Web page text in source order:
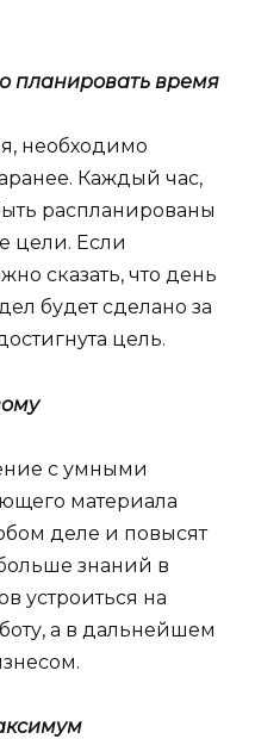
планировать время
необходимо
Каждый час,
распланированы
цели. Если
сказать, что день
будет сделано за
цель.
с умными
материала
деле и повысят
знаний в
устроиться на
а в дальнейшем